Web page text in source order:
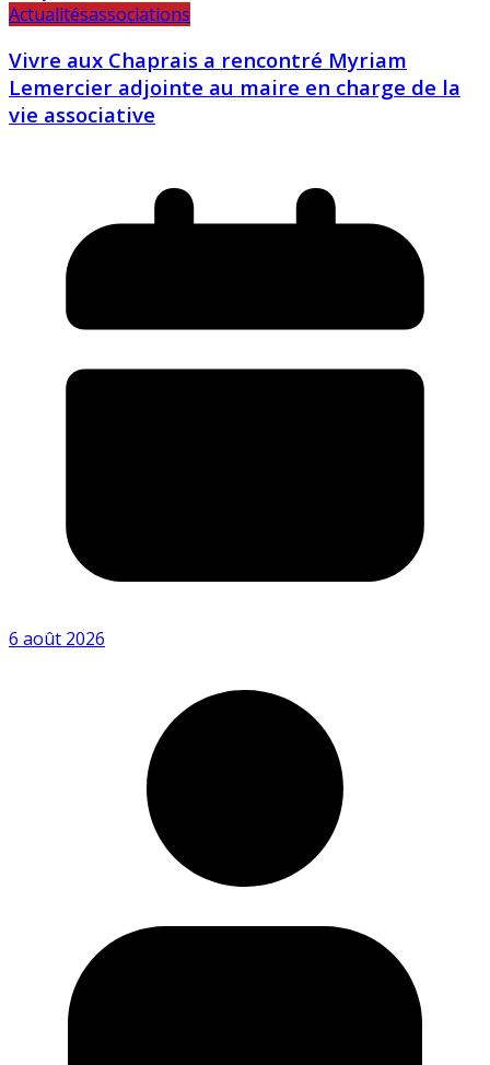
Actualitésassociations
Vivre aux Chaprais a rencontré Myriam
Lemercier adjointe au maire en charge de la
vie associative
6 août 2026